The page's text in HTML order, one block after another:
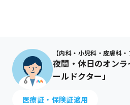
【内科・小児科・皮膚科・
夜間・休日のオン
ールドクター」
医療証・保険証適用